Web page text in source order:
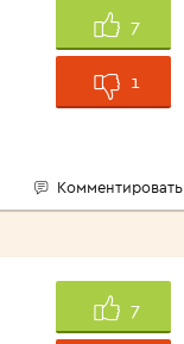
7
1
Комментировать
7